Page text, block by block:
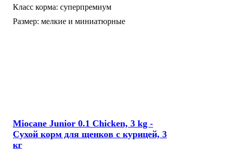
Класс корма: суперпремиум
Размер: мелкие и миниатюрные
Miocane Junior 0.1 Chicken, 3 kg -
Сухой корм для щенков с курицей, 3
кг